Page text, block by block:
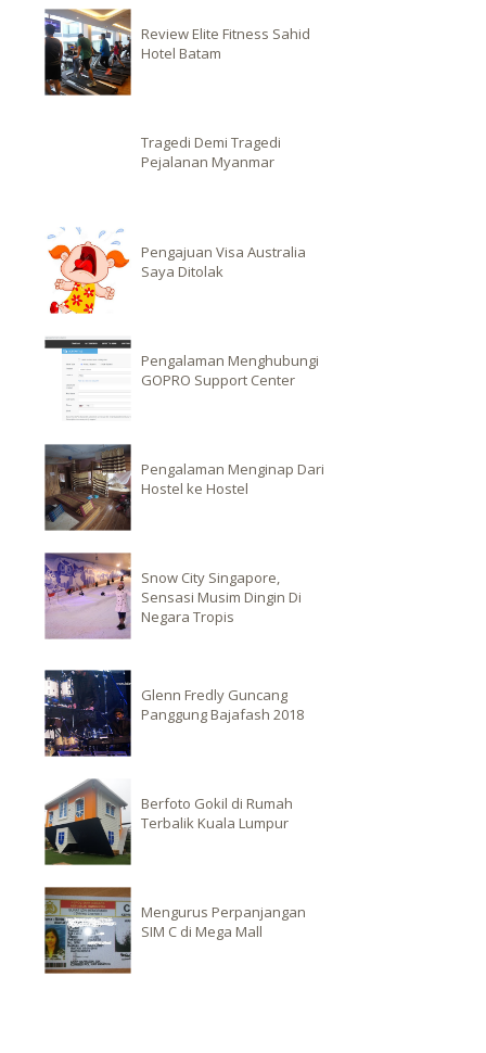
Review Elite Fitness Sahid
Hotel Batam
Tragedi Demi Tragedi
Pejalanan Myanmar
Pengajuan Visa Australia
Saya Ditolak
Pengalaman Menghubungi
GOPRO Support Center
Pengalaman Menginap Dari
Hostel ke Hostel
Snow City Singapore,
Sensasi Musim Dingin Di
Negara Tropis
Glenn Fredly Guncang
Panggung Bajafash 2018
Berfoto Gokil di Rumah
Terbalik Kuala Lumpur
Mengurus Perpanjangan
SIM C di Mega Mall